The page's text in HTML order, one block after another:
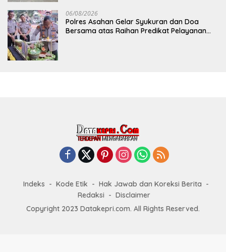
06/08/2026
Polres Asahan Gelar Syukuran dan Doa
Bersama atas Raihan Predikat Pelayanan
Indeks Kode Etik
Hak Jawab dan Koreksi Berita
Redaksi
Disclaimer
Copyright 2023 Datakepri.com. All Rights Reserved.